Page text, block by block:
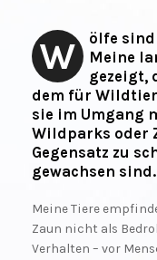
W
ölfe sind
Meine
gezeigt,
dem für
sie im Umgang
Wildparks oder
Gegensatz zu
gewachsen sind.
Meine Tiere
Zaun nicht als
Verhalten – vor